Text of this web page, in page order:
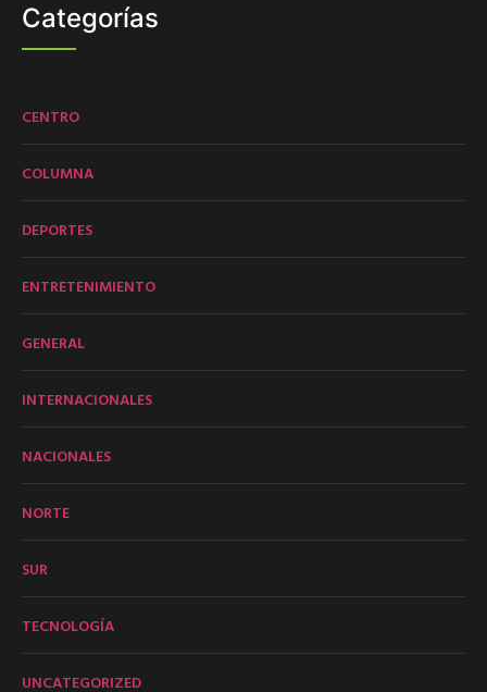
Categorías
CENTRO
COLUMNA
DEPORTES
ENTRETENIMIENTO
GENERAL
INTERNACIONALES
NACIONALES
NORTE
SUR
TECNOLOGÍA
UNCATEGORIZED